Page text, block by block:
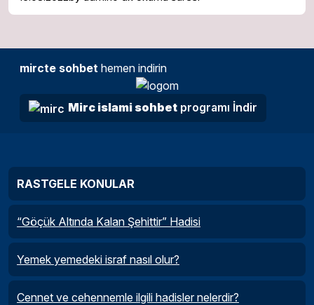
mircte sohbet hemen indirin
Mirc islami sohbet programı İndir
RASTGELE KONULAR
“Göçük Altında Kalan Şehittir” Hadisi
Yemek yemedeki israf nasıl olur?
Cennet ve cehennemle ilgili hadisler nelerdir?